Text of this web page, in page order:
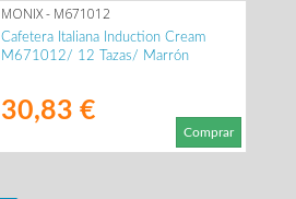
MONIX - M671012
Cafetera Italiana Induction Cream
M671012/ 12 Tazas/ Marrón
30,83 €
Comprar